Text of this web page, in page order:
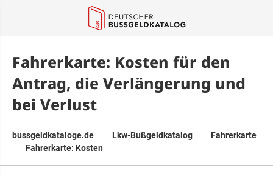
Fahrerkarte: Kosten für den
Antrag, die Verlängerung und
bei Verlust
bussgeldkataloge.de Lkw-Bußgeldkatalog
Fahrerkarte
Fahrerkarte: Kosten